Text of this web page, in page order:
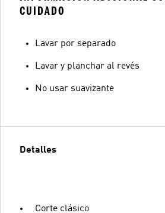
CUIDADO
Lavar por separado
Lavar y planchar al revés
No usar suavizante
Detalles
Corte clásico